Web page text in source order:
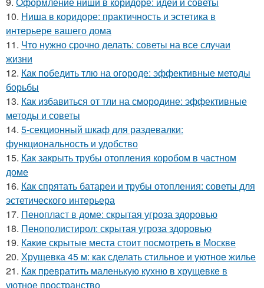
10. Ниша в коридоре: практичность и эстетика в
интерьере вашего дома
11. Что нужно срочно делать: советы на все случаи
жизни
12. Как победить тлю на огороде: эффективные методы
борьбы
13. Как избавиться от тли на смородине: эффективные
методы и советы
14. 5-секционный шкаф для раздевалки:
функциональность и удобство
15. Как закрыть трубы отопления коробом в частном
доме
16. Как спрятать батареи и трубы отопления: советы для
эстетического интерьера
17. Пенопласт в доме: скрытая угроза здоровью
18. Пенополистирол: скрытая угроза здоровью
19. Какие скрытые места стоит посмотреть в Москве
20. Хрущевка 45 м: как сделать стильное и уютное жилье
21. Как превратить маленькую кухню в хрущевке в
уютное пространство